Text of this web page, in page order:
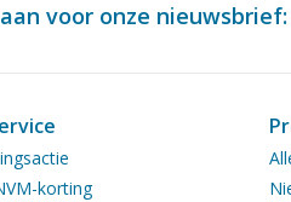
voor onze nieuwsbrief:
korting